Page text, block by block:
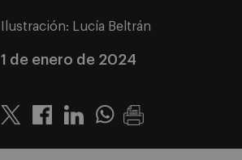
Ilustración: Lucía Beltrán
1 de enero de 2024
Twitter LinkedinWhatsapp